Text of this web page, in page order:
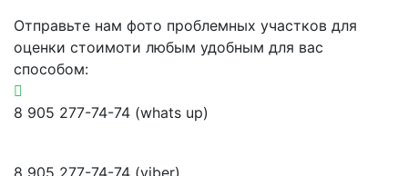
Отправьте нам фото проблемных участков для
оценки стоимоти любым удобным для вас
способом:
8 905 277-74-74 (whats up)
8 905 277-74-74 (viber)